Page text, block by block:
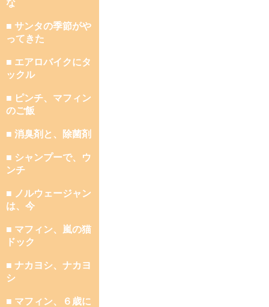
な
■ サンタの季節がや
ってきた
■ エアロバイクにタ
ックル
■ ピンチ、マフィン
のご飯
■ 消臭剤と、除菌剤
■ シャンプーで、ウ
ンチ
■ ノルウェージャン
は、今
■ マフィン、嵐の猫
ドック
■ ナカヨシ、ナカヨ
シ
■ マフィン、６歳に